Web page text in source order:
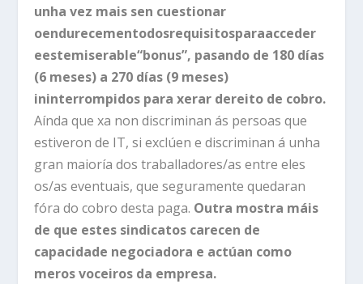
unha vez mais sen cuestionar
oendurecementodosrequisitosparaacceder
eestemiserable“bonus”, pasando de 180 días
(6 meses) a 270 días (9 meses)
ininterrompidos para xerar dereito de cobro.
Aínda que xa non discriminan ás persoas que
estiveron de IT, si exclúen e discriminan á unha
gran maioría dos traballadores/as entre eles
os/as eventuais, que seguramente quedaran
fóra do cobro desta paga. Outra mostra máis
de que estes sindicatos carecen de
capacidade negociadora e actúan como
meros voceiros da empresa.